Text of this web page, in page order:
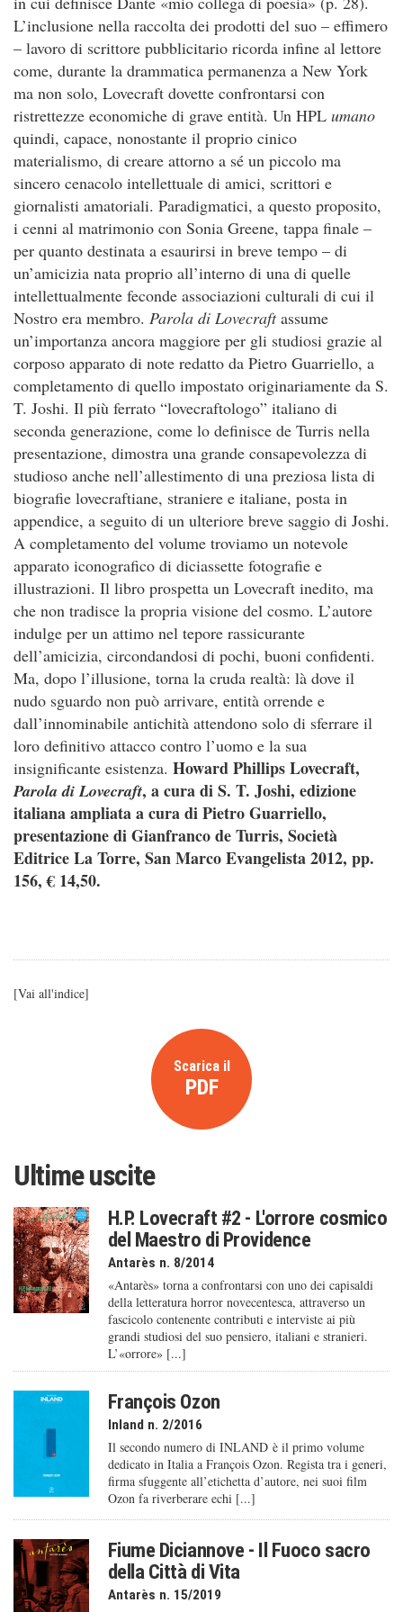
L’inclusione nella raccolta dei prodotti del suo – effimero
– lavoro di scrittore pubblicitario ricorda infine al lettore
come, durante la drammatica permanenza a New York
ma non solo, Lovecraft dovette confrontarsi con
ristrettezze economiche di grave entità. Un HPL umano
quindi, capace, nonostante il proprio cinico
materialismo, di creare attorno a sé un piccolo ma
sincero cenacolo intellettuale di amici, scrittori e
giornalisti amatoriali. Paradigmatici, a questo proposito,
i cenni al matrimonio con Sonia Greene, tappa finale –
per quanto destinata a esaurirsi in breve tempo – di
un’amicizia nata proprio all’interno di una di quelle
intellettualmente feconde associazioni culturali di cui il
Nostro era membro. Parola di Lovecraftassume
un’importanza ancora maggiore per gli studiosi grazie al
corposo apparato di note redatto da Pietro Guarriello, a
completamento di quello impostato originariamente da S.
T. Joshi. Il più ferrato “lovecraftologo” italiano di
seconda generazione, come lo definisce de Turris nella
presentazione, dimostra una grande consapevolezza di
studioso anche nell’allestimento di una preziosa lista di
biografie lovecraftiane, straniere e italiane, posta in
appendice, a seguito di un ulteriore breve saggio di Joshi.
A completamento del volume troviamo un notevole
apparato iconografico di diciassette fotografie e
illustrazioni. Il libro prospetta un Lovecraft inedito, ma
che non tradisce la propria visione del cosmo. L’autore
indulge per un attimo nel tepore rassicurante
dell’amicizia, circondandosi di pochi, buoni confidenti.
Ma, dopo l’illusione, torna la cruda realtà: là dove il
nudo sguardo non può arrivare, entità orrende e
dall’innominabile antichità attendono solo di sferrare il
loro definitivo attacco contro l’uomo e la sua
insignificante esistenza. Howard Phillips Lovecraft,
Parola di Lovecraft, a cura di S. T. Joshi, edizione
italiana ampliata a cura di Pietro Guarriello,
presentazione di Gianfranco de Turris, Società
Editrice La Torre, San Marco Evangelista 2012, pp.
156, € 14,50.
[Vai all'indice]
Scarica il
PDF
Ultime uscite
H.P. Lovecraft #2 - L'orrore cosmico
del Maestro di Providence
Antarès n. 8/2014
«Antarès» torna a confrontarsi con uno dei capisaldi
della letteratura horror novecentesca, attraverso un
fascicolo contenente contributi e interviste ai più
grandi studiosi del suo pensiero, italiani e stranieri.
L’«orrore» [...]
François Ozon
Inland n. 2/2016
Il secondo numero di INLAND è il primo volume
dedicato in Italia a François Ozon. Regista tra i generi,
firma sfuggente all’etichetta d’autore, nei suoi film
Ozon fa riverberare echi [...]
Fiume Diciannove - Il Fuoco sacro
della Città di Vita
Antarès n. 15/2019